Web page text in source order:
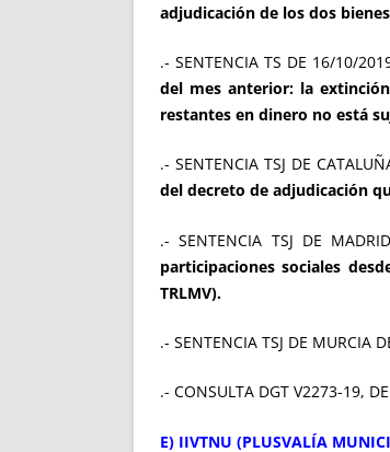
adjudicación de los dos
.- SENTENCIA TS DE 16/10/
del mes anterior: la
restantes en dinero no está
.- SENTENCIA TSJ DE
del decreto de adjudicación
.- SENTENCIA TSJ DE
participaciones sociales
TRLMV).
.- SENTENCIA TSJ DE MURCIA
.- CONSULTA DGT V2273-19,
E) IIVTNU (PLUSVALÍA